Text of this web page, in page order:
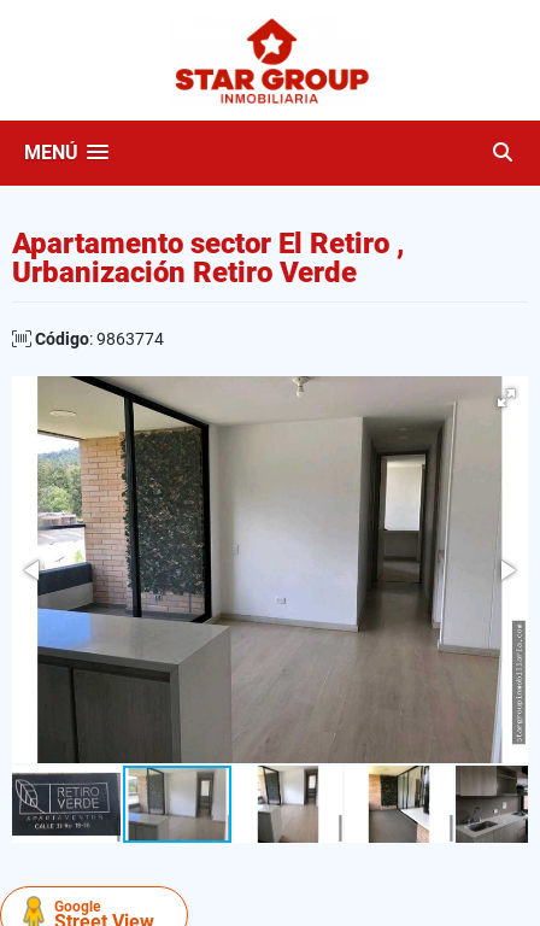
MENÚ
Apartamento sector El Retiro ,
Urbanización Retiro Verde
Código: 9863774
Google